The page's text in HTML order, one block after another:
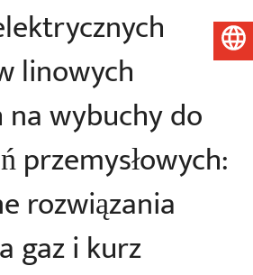
linowych
wybuchy do
przemysłowych:
rozwiązania
gaz i kurz
Polski